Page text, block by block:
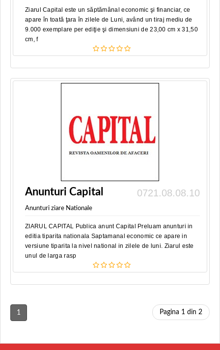
Ziarul Capital este un săptămânal economic şi financiar, ce
apare în toată ţara în zilele de Luni, având un tiraj mediu de
9.000 exemplare per ediţie şi dimensiuni de 23,00 cm x 31,50
cm, f
0721.08.08.10
Anunturi Capital
Anunturi ziare Nationale
ZIARUL CAPITAL Publica anunt Capital Preluam anunturi in
editia tiparita nationala Saptamanal economic ce apare in
versiune tiparita la nivel national in zilele de luni. Ziarul este
unul de larga rasp
1 Pagina 1 din 2